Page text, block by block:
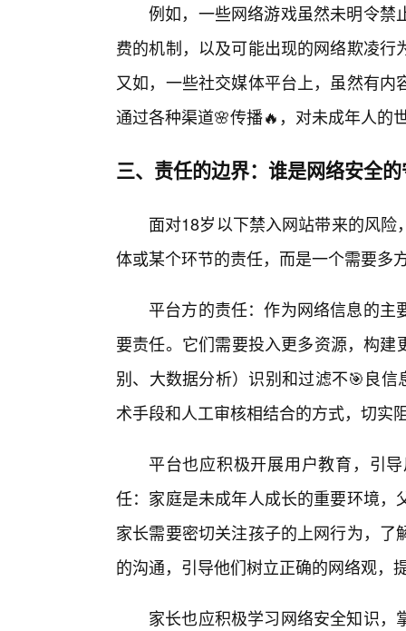
例如，一些网络游戏虽然未明令禁
费的机制，以及可能出现的网络欺凌
又如，一些社交媒体平台上，虽然有
通过各种渠道🌸传播🔥，对未成年人的
三、责任的边界：谁是网络安全
面对18岁以下禁入网站带来的风
体或某个环节的责任，而是一个需要多
平台方的责任：作为网络信息的
要责任。它们需要投入更多资源，构
别、大数据分析）识别和过滤不🎯良信
术手段和人工审核相结合的方式，切实
平台也应积极开展用户教育，引
任：家庭是未成年人成长的重要环境
家长需要密切关注孩子的上网行为，
的沟通，引导他们树立正确的网络观，
家长也应积极学习网络安全知识